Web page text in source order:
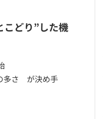
こどり”した機
多さ が決め手